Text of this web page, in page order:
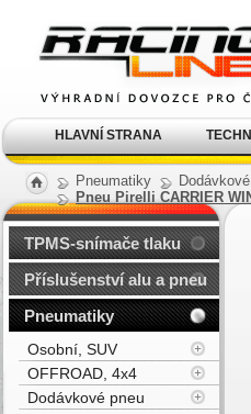
Pneumatiky
Pneu Pirelli CARRIER
TPMS-snímače tlaku
Příslušenství alu a pneu
Pneumatiky
Osobní, SUV
OFFROAD, 4x4
Dodávkové pneu
kola Racing Line
HLAVNÍ STRANA